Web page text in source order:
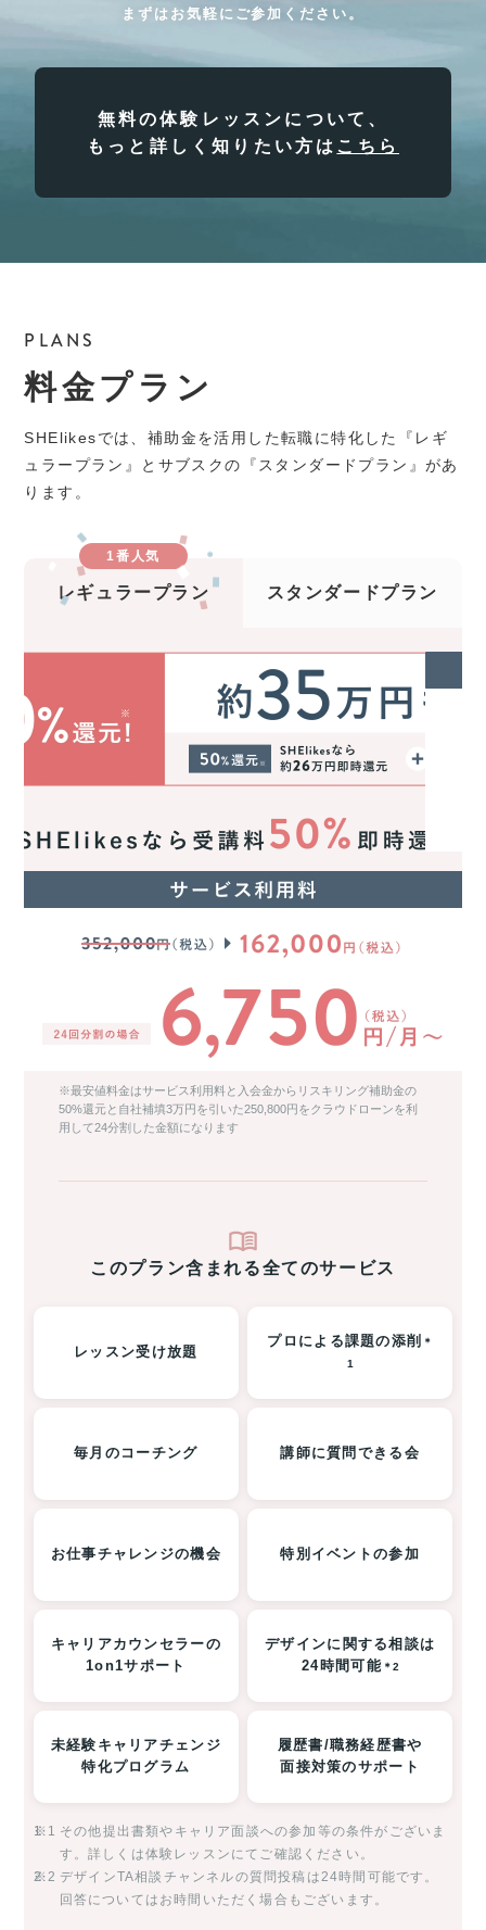
まずはお気軽にご参加ください。
無料の体験レッスンについて、
もっと詳しく知りたい方は こちら
PLANS
料金プラン
SHElikesでは、補助金を活用した転職に特化した『レギ
ュラープラン』とサブスクの『スタンダードプラン』があ
ります。
レギュラープラン
1番人気
スタンダードプラン
※最安値料金はサービス利用料と入会金からリスキリング補助金の
50%還元と自社補填3万円を引いた250,800円をクラウドローンを利
用して24分割した金額になります
このプラン含まれる全てのサービス
レッスン受け放題
プロによる課題の添削 ＊
1
毎月のコーチング 講師に質問できる会
お仕事チャレンジの機会 特別イベントの参加
キャリアカウンセラーの
1on1サポート
デザインに関する相談は
24時間可能 ＊2
未経験キャリアチェンジ
特化プログラム
履歴書/職務経歴書や
面接対策のサポート
※1 その他提出書類やキャリア面談への参加等の条件がございま
す。詳しくは体験レッスンにてご確認ください。
※2 デザインTA相談チャンネルの質問投稿は24時間可能です。
回答についてはお時間いただく場合もございます。